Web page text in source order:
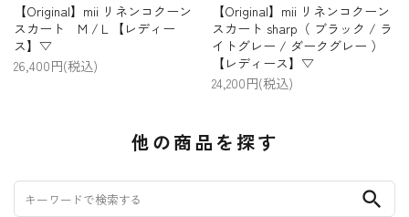
【Original】mii リネンコクーン
スカート M /Ｌ【レディー
ス】▽
26,400円(税込)
【Original】mii リネンコクーン
スカート sharp（ ブラック / ラ
イトグレー / ダークグレー ）
【レディース】▽
24,200円(税込)
他の商品を探す
search